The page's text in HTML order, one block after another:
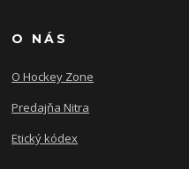
O NÁS
O Hockey Zone
Predajňa Nitra
Etický kódex